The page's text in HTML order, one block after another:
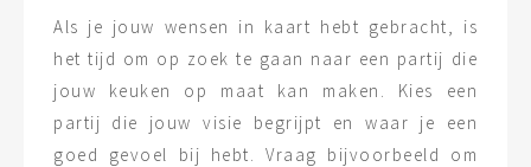
Als je jouw wensen in kaart hebt gebracht, is
het tijd om op zoek te gaan naar een partij die
jouw keuken op maat kan maken. Kies een
partij die jouw visie begrijpt en waar je een
goed gevoel bij hebt. Vraag bijvoorbeeld om